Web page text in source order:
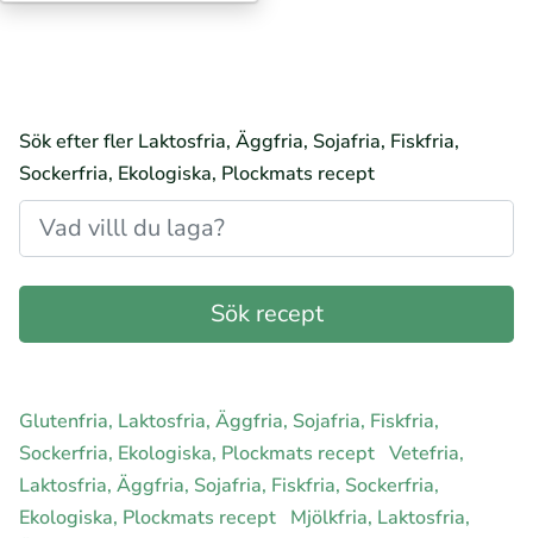
Sök efter fler Laktosfria, Äggfria, Sojafria, Fiskfria,
Sockerfria, Ekologiska, Plockmats recept
Glutenfria, Laktosfria, Äggfria, Sojafria, Fiskfria,
Sockerfria, Ekologiska, Plockmats recept Vetefria,
Laktosfria, Äggfria, Sojafria, Fiskfria, Sockerfria,
Ekologiska, Plockmats recept Mjölkfria, Laktosfria,